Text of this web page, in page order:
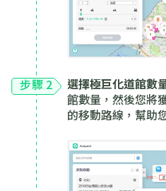
步驟 2 選擇極巨化道館數
館數量，然後您將
的移動路線，幫助